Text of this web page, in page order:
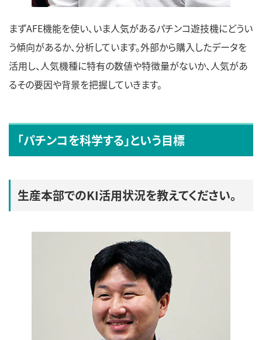
まずAFE機能を使い、いま人気があるパチンコ遊技機にどうい
う傾向があるか、分析しています。外部から購入したデータを
活用し、人気機種に特有の数値や特徴量がないか、人気があ
るその要因や背景を把握していきます。
「パチンコを科学する」という目標
生産本部でのKI活用状況を教えてください。